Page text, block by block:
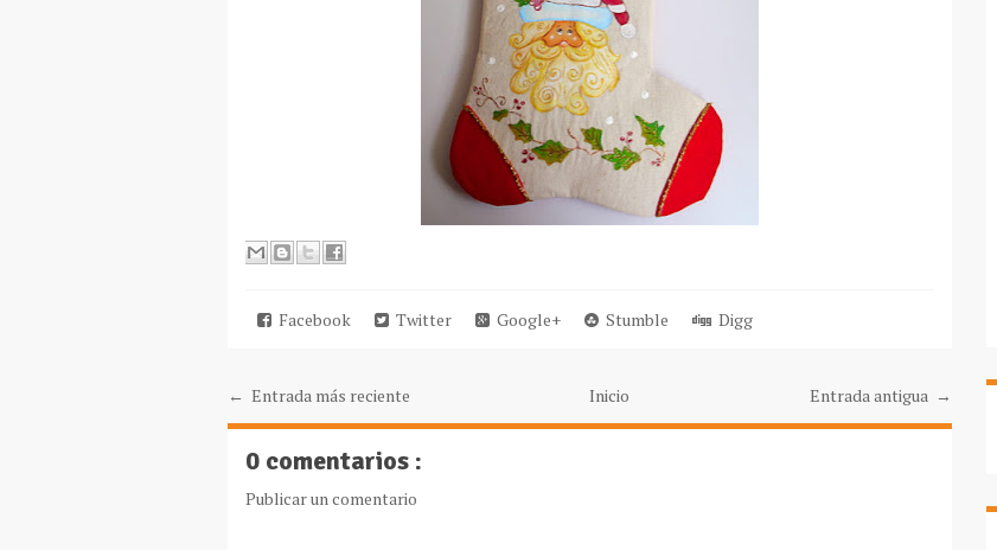
Facebook Twitter Google+ Stumble Digg
← Entrada más reciente Entrada antigua →
Inicio
0 comentarios :
Publicar un comentario